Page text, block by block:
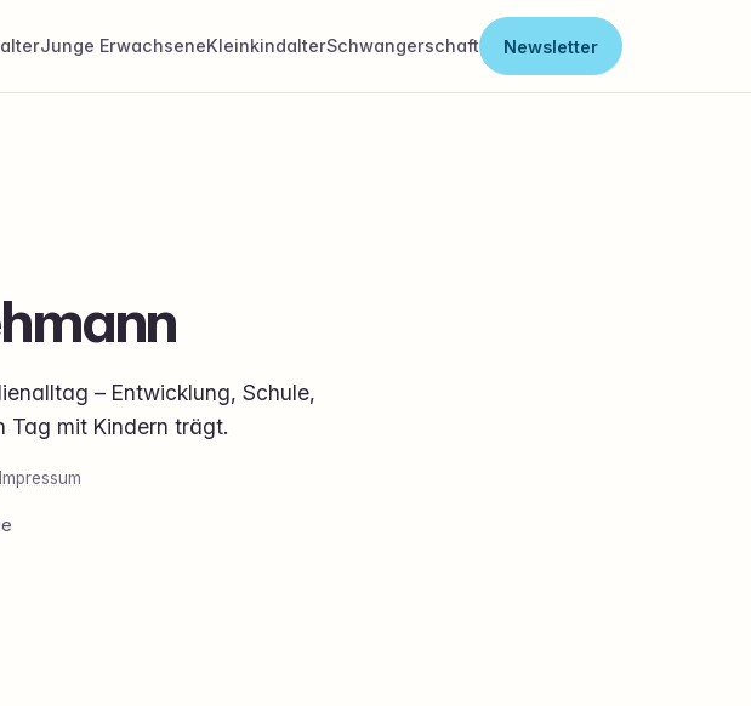
Junge ErwachseneKleinkindalterSchwangerschaft Newsletter
– Entwicklung, Schule,
Tag mit Kindern trägt.